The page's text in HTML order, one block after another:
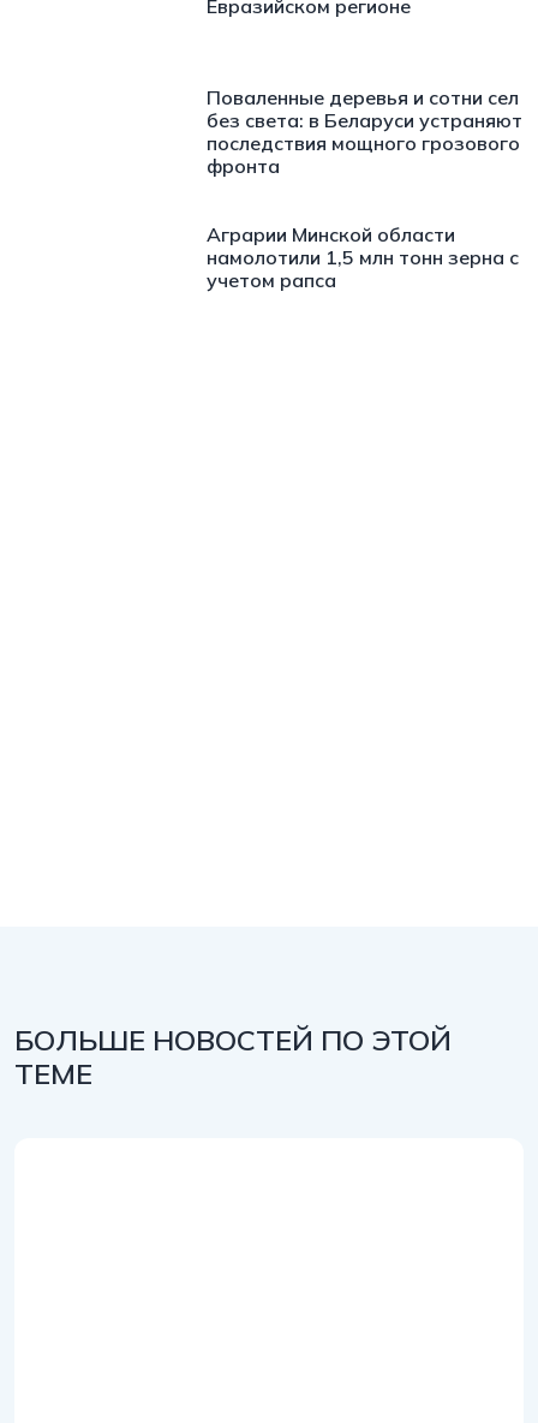
Евразийском регионе
Поваленные деревья и сотни сел
без света: в Беларуси устраняют
последствия мощного грозового
фронта
Аграрии Минской области
намолотили 1,5 млн тонн зерна с
учетом рапса
БОЛЬШЕ НОВОСТЕЙ ПО ЭТОЙ
ТЕМЕ